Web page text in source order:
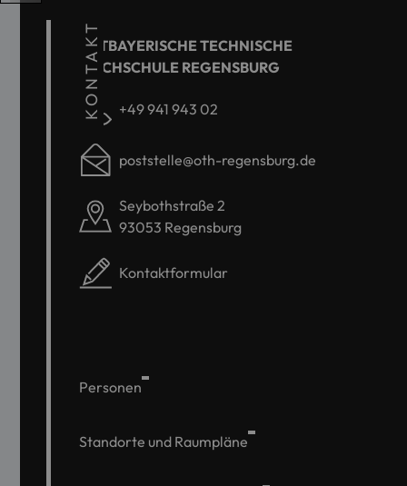
KONTAKT
OSTBAYERISCHE TECHNISCHE
HOCHSCHULE REGENSBURG
+49 941 943 02
poststelle@oth-regensburg.de
Seybothstraße 2
93053 Regensburg
Kontaktformular
Personen
Standorte und Raumpläne